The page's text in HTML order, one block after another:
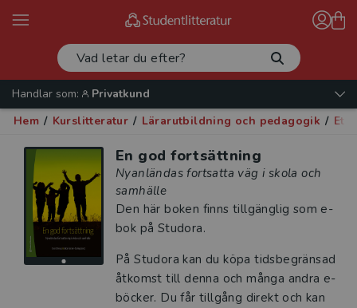
Handlar som:
Privatkund
Hem / Kurslitteratur / Lärarutbildning och pedagogik /
En god fortsättning
Nyanländas fortsatta väg i skola och
samhälle
Den här boken finns tillgänglig som e-
bok på Studora.
På Studora kan du köpa tidsbegränsad
åtkomst till denna och många andra e-
böcker. Du får tillgång direkt och kan